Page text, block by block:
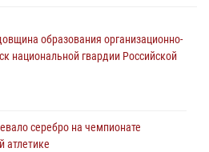
образования организационно-
национальной гвардии Российской
серебро на чемпионате
атлетике